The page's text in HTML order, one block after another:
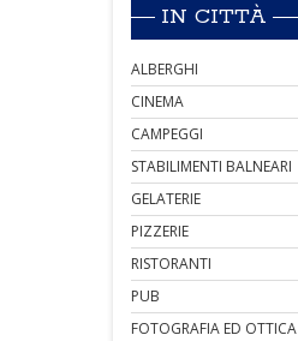
IN CITTÀ
ALBERGHI
CINEMA
CAMPEGGI
STABILIMENTI BALNEARI
GELATERIE
PIZZERIE
RISTORANTI
PUB
FOTOGRAFIA ED OTTICA